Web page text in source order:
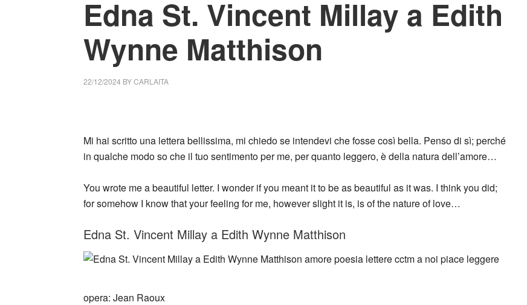
Edna St. Vincent Millay a Edith
Wynne Matthison
22/12/2024 BYCARLAITA
Mi hai scritto una lettera bellissima, mi chiedo se intendevi che fosse così bella. Penso di sì; perché
in qualche modo so che il tuo sentimento per me, per quanto leggero, è della natura dell’amore…
You wrote me a beautiful letter. I wonder if you meant it to be as beautiful as it was. I think you did;
for somehow I know that your feeling for me, however slight it is, is of the nature of love…
Edna St. Vincent Millay a Edith Wynne Matthison
opera: Jean Raoux